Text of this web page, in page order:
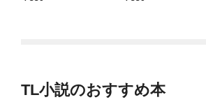
TL小説のおすすめ本